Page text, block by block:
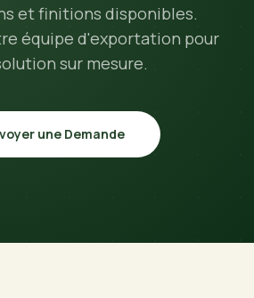
et finitions disponibles.
équipe d'exportation pour
sur mesure.
une Demande